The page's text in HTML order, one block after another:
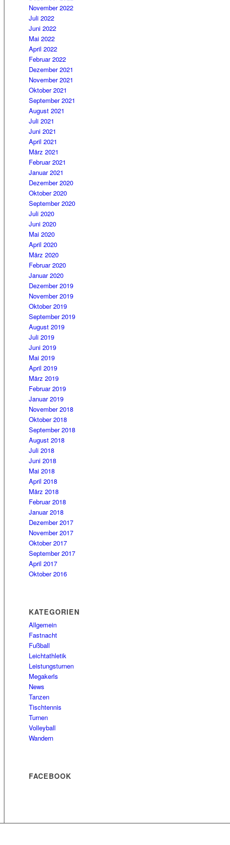
November 2022
Juli 2022
Juni 2022
Mai 2022
April 2022
Februar 2022
Dezember 2021
November 2021
Oktober 2021
September 2021
August 2021
Juli 2021
Juni 2021
April 2021
März 2021
Februar 2021
Januar 2021
Dezember 2020
Oktober 2020
September 2020
Juli 2020
Juni 2020
Mai 2020
April 2020
März 2020
Februar 2020
Januar 2020
Dezember 2019
November 2019
Oktober 2019
September 2019
August 2019
Juli 2019
Juni 2019
Mai 2019
April 2019
März 2019
Februar 2019
Januar 2019
November 2018
Oktober 2018
September 2018
August 2018
Juli 2018
Juni 2018
Mai 2018
April 2018
März 2018
Februar 2018
Januar 2018
Dezember 2017
November 2017
Oktober 2017
September 2017
April 2017
Oktober 2016
KATEGORIEN
Allgemein
Fastnacht
Fußball
Leichtathletik
Leistungsturnen
Megakerls
News
Tanzen
Tischtennis
Turnen
Volleyball
Wandern
FACEBOOK